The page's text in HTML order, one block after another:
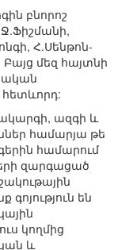
բնորոշ
Հ.Սենթոն-
Բայց մեզ հայտնի
ազգի և
համարյա թե
համարում
զարգացած
գոյություն են
կողմից
և